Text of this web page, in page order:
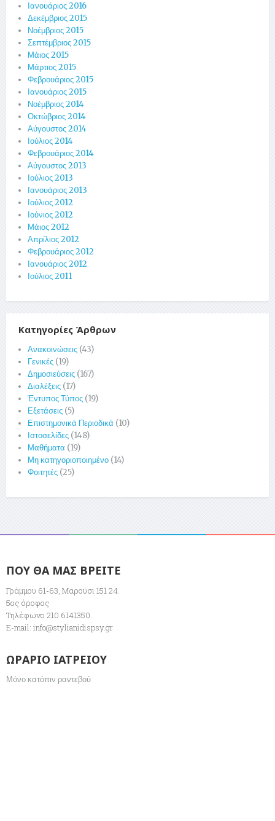
Ιανουάριος 2016
Δεκέμβριος 2015
Νοέμβριος 2015
Σεπτέμβριος 2015
Μάιος 2015
Μάρτιος 2015
Φεβρουάριος 2015
Ιανουάριος 2015
Νοέμβριος 2014
Οκτώβριος 2014
Αύγουστος 2014
Ιούλιος 2014
Φεβρουάριος 2014
Αύγουστος 2013
Ιούλιος 2013
Ιανουάριος 2013
Ιούλιος 2012
Ιούνιος 2012
Μάιος 2012
Απρίλιος 2012
Φεβρουάριος 2012
Ιανουάριος 2012
Ιούλιος 2011
Κατηγορίες Άρθρων
Ανακοινώσεις (43)
Γενικές (19)
Δημοσιεύσεις (167)
Διαλέξεις (17)
Έντυπος Τύπος (19)
Εξετάσεις (5)
Επιστημονικά Περιοδικά (10)
Ιστοσελίδες (148)
Μαθήματα (19)
Μη κατηγοριοποιημένο (14)
Φοιτητές (25)
ΠΟΥ ΘΑ ΜΑΣ ΒΡΕΙΤΕ
Γράμμου 61-63, Μαρούσι 151 24.
5ος όροφος
Τηλέφωνο 210 6141350.
E-mail: info@stylianidispsy.gr
ΩΡΑΡΙΟ ΙΑΤΡΕΙΟΥ
Μόνο κατόπιν ραντεβού